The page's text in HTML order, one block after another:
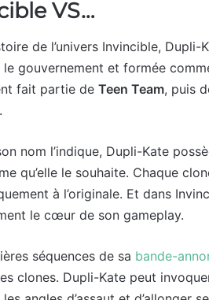
VS…
de l’univers Invincible,
le gouvernement et formée
fait partie de Teen Team, puis
nom l’indique, Dupli-Kate
qu’elle le souhaite. Chaque
à l’originale. Et dans
le cœur de son gameplay.
séquences de sa bande-
clones. Dupli-Kate peut